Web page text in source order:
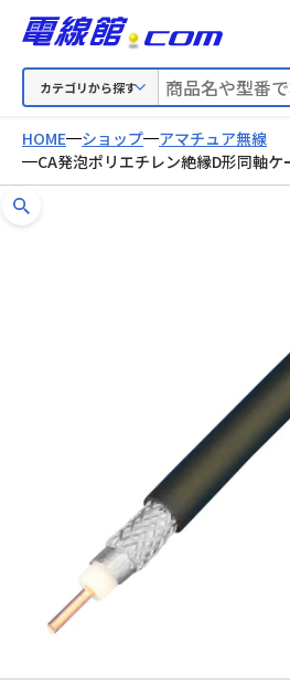
カテゴリから探す
HOME ショップ
アマチュア無線
CA発泡ポリエチレン絶縁D形同軸ケ